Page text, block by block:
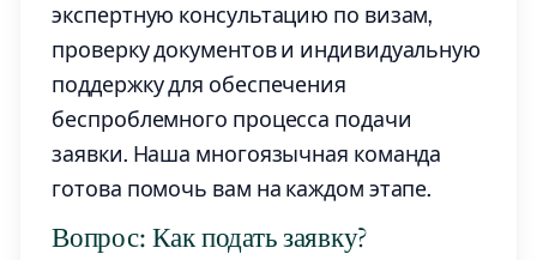
экспертную консультацию по визам,
проверку документов и индивидуальную
поддержку для обеспечения
беспроблемного процесса подачи
заявки. Наша многоязычная команда
готова помочь вам на каждом этапе.
Вопрос: Как подать заявку?